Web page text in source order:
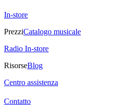
In-store
PrezziCatalogo musicale
Radio In-store
RisorseBlog
Centro assistenza
Contatto